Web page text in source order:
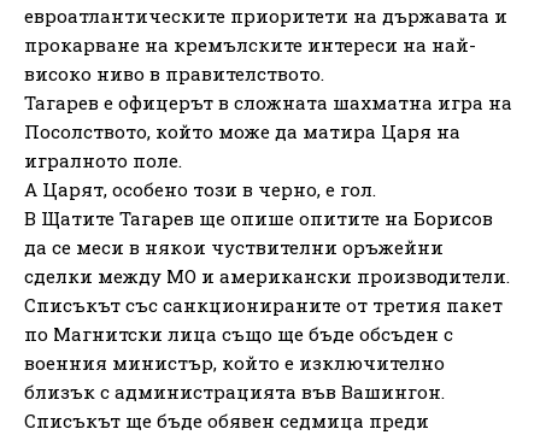
евроатлантическите приоритети на държавата и
прокарване на кремълските интереси на най-
високо ниво в правителството.
Тагарев е офицерът в сложната шахматна игра на
Посолството, който може да матира Царя на
игралното поле.
А Царят, особено този в черно, е гол.
В Щатите Тагарев ще опише опитите на Борисов
да се меси в някои чуствителни оръжейни
сделки между МО и американски производители.
Списъкът със санкционираните от третия пакет
по Магнитски лица също ще бъде обсъден с
военния министър, който е изключително
близък с администрацията във Вашингон.
Списъкът ще бъде обявен седмица преди